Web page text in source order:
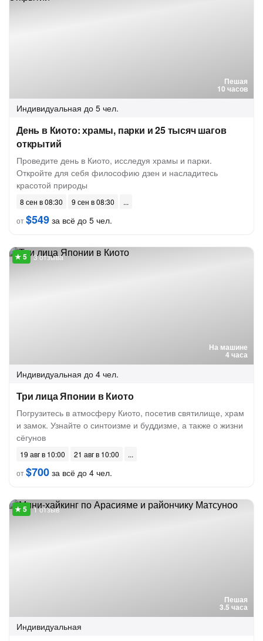
Пешая
10 часов
Индивидуальная до 5 чел.
День в Киото: храмы, парки и 25 тысяч шагов
открытий
Проведите день в Киото, исследуя храмы и парки.
Откройте для себя философию дзен и насладитесь
красотой природы
8 сен в 08:30
9 сен в 08:30
от$549 за всё до 5 чел.
На машине
4 часа
3 отзыва
Индивидуальная до 4 чел.
Три лица Японии в Киото
Погрузитесь в атмосферу Киото, посетив святилище, храм
и замок. Узнайте о синтоизме и буддизме, а также о жизни
сёгунов
19 авг в 10:00
21 авг в 10:00
от$700 за всё до 4 чел.
Пешая
3.5 часа
1 отзыв
Индивидуальная